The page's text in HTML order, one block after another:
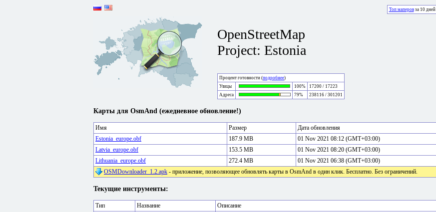
OpenStreetMap
Project: Estonia
Процент готовности (подробнее)
Улицы
100%
17200 / 17223
Адреса
79% 238116 / 301201
Топ маперовза 10 дней
Карты для OsmAnd (ежедневное обновление!)
Имя Размер Дата обновления
Estonia_europe.obf
187.9 MB 01 Nov 2021 08:12 (GMT+03:00)
Latvia_europe.obf
153.5 MB 01 Nov 2021 08:20 (GMT+03:00)
Lithuania_europe.obf
272.4 MB 01 Nov 2021 06:38 (GMT+03:00)
OSMDownloader_1.2.apk - приложение, позволяющее обновлять карты в OsmAnd в один клик. Бесплатно. Без ограничений.
Текущие инструменты:
Тип Название Описание